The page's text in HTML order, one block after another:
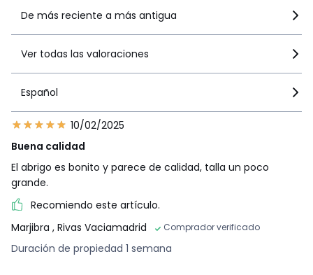
De más reciente a más antigua
Ver todas las valoraciones
Español
10/02/2025
Buena calidad
El abrigo es bonito y parece de calidad, talla un poco
grande.
Recomiendo este artículo.
Marjibra , Rivas Vaciamadrid Comprador verificado
Duración de propiedad 1 semana